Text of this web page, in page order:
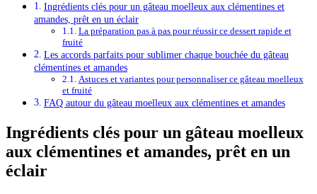
Ingrédients clés pour un gâteau moelleux aux clémentines et
amandes, prêt en un éclair
La préparation pas à pas pour réussir ce dessert rapide et
fruité
Les accords parfaits pour sublimer chaque bouchée du gâteau
clémentines et amandes
Astuces et variantes pour personnaliser ce gâteau moelleux
et fruité
FAQ autour du gâteau moelleux aux clémentines et amandes
Ingrédients clés pour un gâteau moelleux
aux clémentines et amandes, prêt en un
éclair